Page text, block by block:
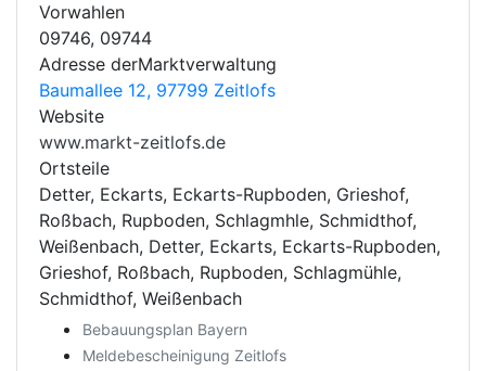
Vorwahlen
09746, 09744
Adresse derMarktverwaltung
Baumallee 12, 97799 Zeitlofs
Website
www.markt-zeitlofs.de
Ortsteile
Detter, Eckarts, Eckarts-Rupboden, Grieshof,
Roßbach, Rupboden, Schlagmhle, Schmidthof,
Weißenbach, Detter, Eckarts, Eckarts-Rupboden,
Grieshof, Roßbach, Rupboden, Schlagmühle,
Schmidthof, Weißenbach
Bebauungsplan Bayern
Meldebescheinigung Zeitlofs